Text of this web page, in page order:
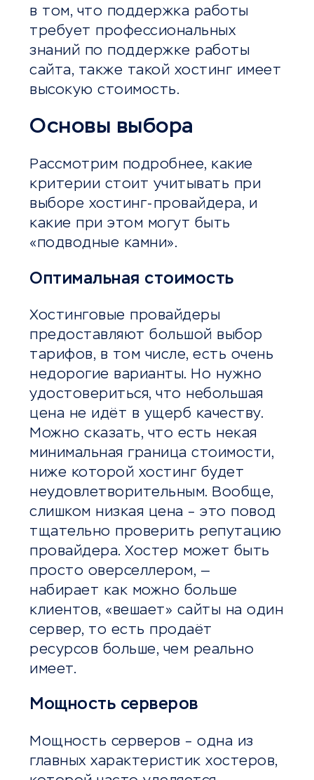
в том, что поддержка работы
требует профессиональных
знаний по поддержке работы
сайта, также такой хостинг имеет
высокую стоимость.
Основы выбора
Рассмотрим подробнее, какие
критерии стоит учитывать при
выборе хостинг-провайдера, и
какие при этом могут быть
«подводные камни».
Оптимальная стоимость
Хостинговые провайдеры
предоставляют большой выбор
тарифов, в том числе, есть очень
недорогие варианты. Но нужно
удостовериться, что небольшая
цена не идёт в ущерб качеству.
Можно сказать, что есть некая
минимальная граница стоимости,
ниже которой хостинг будет
неудовлетворительным. Вообще,
слишком низкая цена – это повод
тщательно проверить репутацию
провайдера. Хостер может быть
просто оверселлером, —
набирает как можно больше
клиентов, «вешает» сайты на один
сервер, то есть продаёт
ресурсов больше, чем реально
имеет.
Мощность серверов
Мощность серверов – одна из
главных характеристик хостеров,